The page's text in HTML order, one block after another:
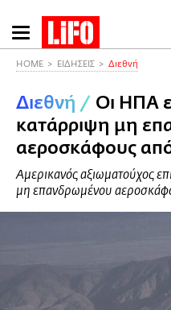
Παράκαμψη
προς
περιεχόμενο
HOME ΕΙΔΗΣΕΙΣ Διεθνή
Διεθνή / Οι ΗΠΑ
κατάρριψη μη
αεροσκάφους
Αμερικανός αξιωματούχος
μη επανδρωμένου